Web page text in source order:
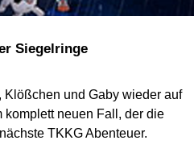
Siegelringe
Klößchen und Gaby wieder auf
komplett neuen Fall, der die
TKKG Abenteuer.